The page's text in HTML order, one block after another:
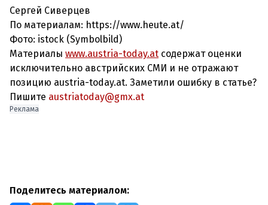
Сергей Сиверцев
По материалам: https://www.heute.at/
Фото: istock (Symbolbild)
Материалы www.austria-today.at содержат оценки
исключительно австрийских СМИ и не отражают
позицию austria-today.at. Заметили ошибку в статье?
Пишите austriatoday@gmx.at
Реклама
Поделитесь материалом: